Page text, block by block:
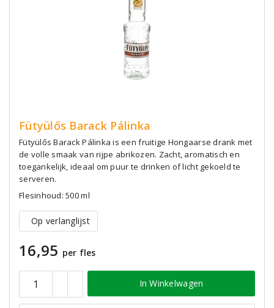
Fütyülős Barack Pálinka
Fütyülős Barack Pálinka is een fruitige Hongaarse drank met
de volle smaak van rijpe abrikozen. Zacht, aromatisch en
toegankelijk, ideaal om puur te drinken of licht gekoeld te
serveren.
Flesinhoud: 500 ml
Op verlanglijst
16,95 per fles
In Winkelwagen